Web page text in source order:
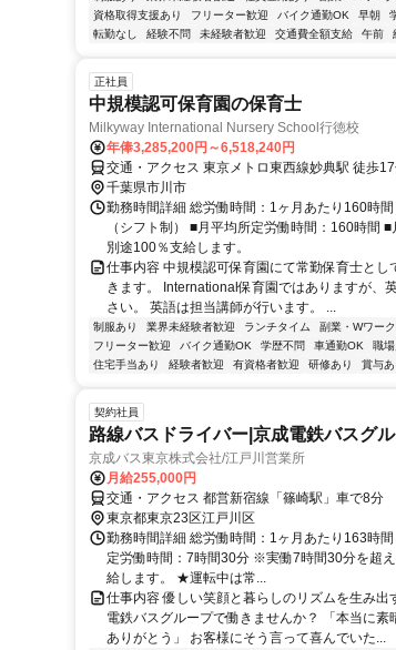
資格取得支援あり
フリーター歓迎 バイク通勤OK 早朝
転勤なし
経験不問 未経験者歓迎 交通費全額支給 午前
正社員
中規模認可保育園の保育士
Milkyway International Nursery School行徳校
年俸3,285,200円～6,518,240円
交通・アクセス 東京メトロ東西線妙典駅 徒歩
千葉県市川市
勤務時間詳細 総労働時間：1ヶ月あたり160時
（シフト制） ■月平均所定労働時間：160時間
別途100％支給します。
仕事内容 中規模認可保育園にて常勤保育士と
きます。 International保育園ではありますが、
さい。 英語は担当講師が行います。 ...
制服あり 業界未経験者歓迎 ランチタイム 副業・Wワー
フリーター歓迎
バイク通勤OK 学歴不問 車通勤OK 職
住宅手当あり
経験者歓迎 有資格者歓迎 研修あり 賞与あ
契約社員
路線バスドライバー|京成電鉄バスグ
京成バス東京株式会社/江戸川営業所
月給255,000円
交通・アクセス 都営新宿線「篠崎駅」車で8分
東京都東京23区江戸川区
勤務時間詳細 総労働時間：1ヶ月あたり163時
定労働時間：7時間30分 ※実働7時間30分を超
給します。 ★運転中は常...
仕事内容 優しい笑顔と暮らしのリズムを生み出
電鉄バスグループで働きませんか？ 「本当に素
ありがとう」 お客様にそう言って喜んでいた...